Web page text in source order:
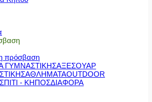
πρόσβαση
ΓΥΜΝΑΣΤΙΚΗΣΑΞΕΣΟΥΑΡ
ΑΘΛΗΜΑΤΑOUTDOOR
ΣΠΙΤΙ - ΚΗΠΟΣΔΙΑΦΟΡΑ